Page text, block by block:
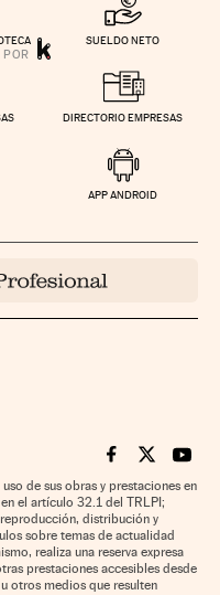
SUELDO NETO
DIRECTORIO EMPRESAS
APP ANDROID
Cinco Días en
Cinco Días
Cinco
de sus obras y prestaciones en
el artículo 32.1 del TRLPI;
distribución y
sobre temas de actualidad
realiza una reserva expresa
prestaciones accesibles desde
otros medios que resulten